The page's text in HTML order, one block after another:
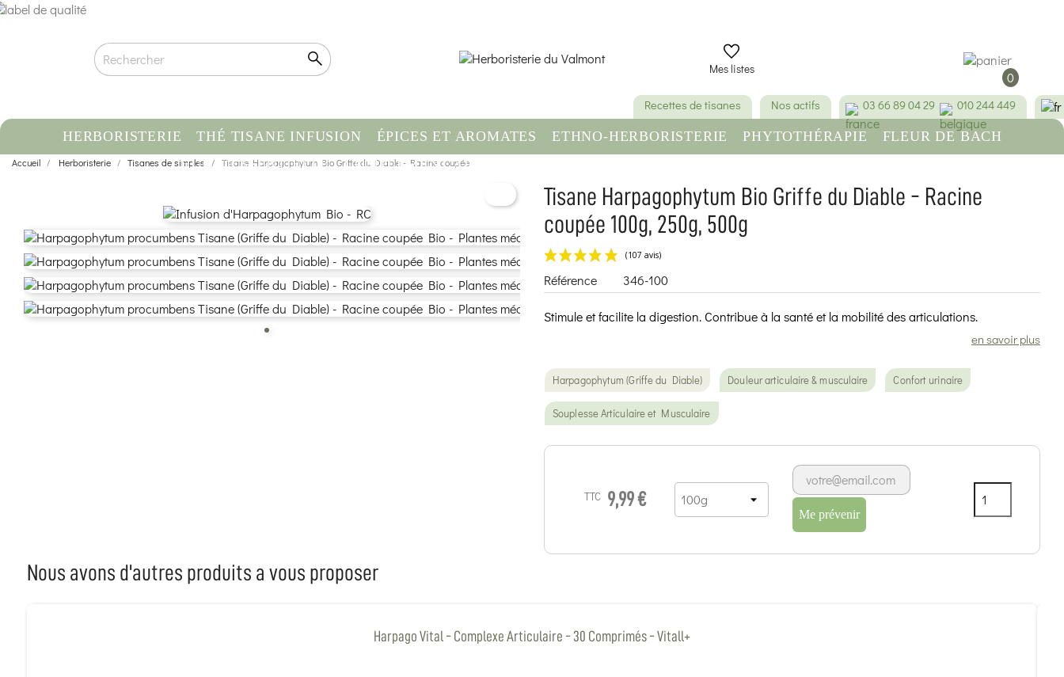
Mes listes 0
Recettes de tisanes Nos actifs 03 66 89 04 29 010 244 449
HERBORISTERIE THÉ TISANE INFUSION ÉPICES ET AROMATES ETHNO-HERBORISTERIE PHYTOTHÉRAPIE
FLEUR DE BACH
HUILE ESSENTIELLE
COMPLÉMENT ALIMENTAIRE
Accueil Herboristerie Tisanes de simples Tisane Harpagophytum Bio Griffe du Diable - Racine coupée
Tisane Harpagophytum Bio Griffe du Diable - Racine
coupée 100g, 250g, 500g
Référence 346-100
Stimule et facilite la digestion. Contribue à la santé et la mobilité des articulations.
en savoir plus
Harpagophytum (Griffe du Diable) Douleur articulaire & musculaire Confort urinaire
Souplesse Articulaire et Musculaire
TTC 9,99 €
Me prévenir
Nous avons d'autres produits a vous proposer
Harpago Vital - Complexe Articulaire - 30 Comprimés - Vitall+